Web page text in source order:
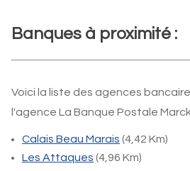
Banques à proximité :
Voici la liste des agences
l'agence La Banque Postale Marck
Calais Beau Marais (4,42 Km)
Les Attaques (4,96 Km)